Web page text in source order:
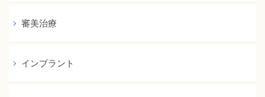
審美治療
インプラント